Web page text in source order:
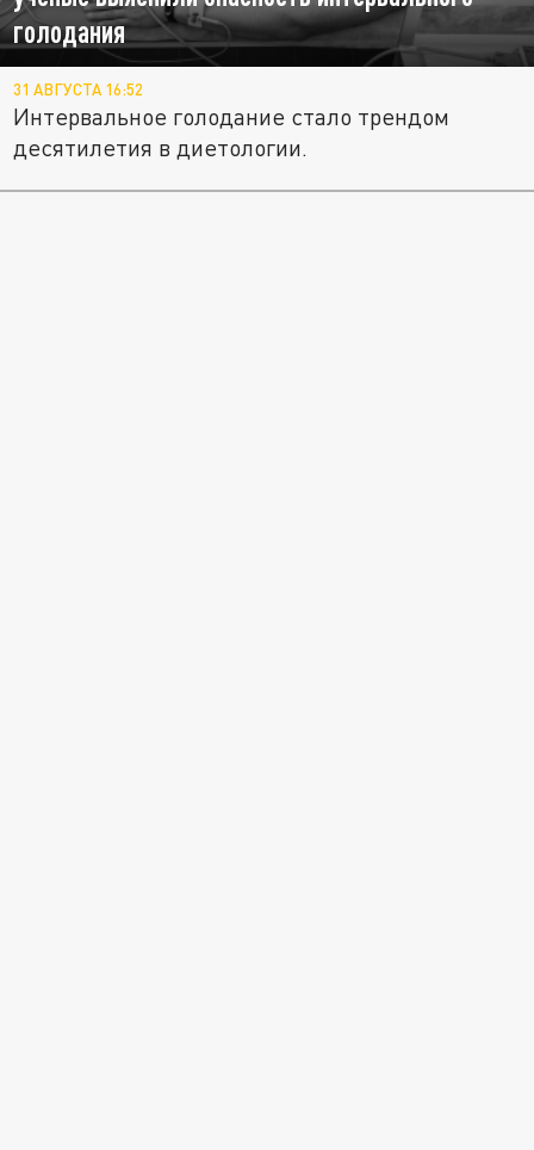
голодания
31 АВГУСТА 16:52
Интервальное голодание стало трендом
десятилетия в диетологии.